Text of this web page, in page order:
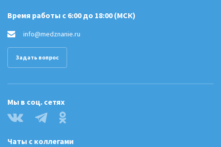
Время работы с 6:00 до 18:00 (МСК)
info@medznanie.ru
Задать вопрос
Мы в соц. сетях
Чаты с коллегами